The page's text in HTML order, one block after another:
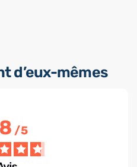
d’eux-mêmes
/5